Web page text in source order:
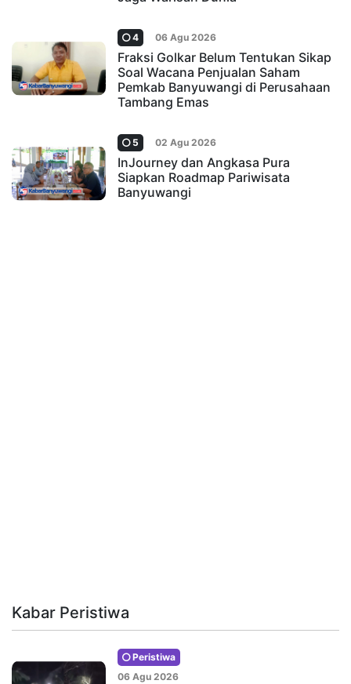
4 06 Agu 2026
Fraksi Golkar Belum Tentukan Sikap
Soal Wacana Penjualan Saham
Pemkab Banyuwangi di Perusahaan
Tambang Emas
5 02 Agu 2026
InJourney dan Angkasa Pura
Siapkan Roadmap Pariwisata
Banyuwangi
Kabar Peristiwa
Peristiwa
06 Agu 2026